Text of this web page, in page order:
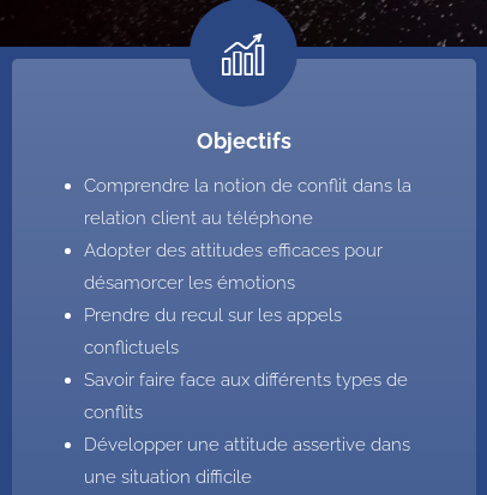
Objectifs
Comprendre la notion de conflit dans la
relation client au téléphone
Adopter des attitudes efficaces pour
désamorcer les émotions
Prendre du recul sur les appels
conflictuels
Savoir faire face aux différents types de
conflits
Développer une attitude assertive dans
une situation difficile